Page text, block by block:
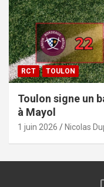
RCT TOULON
Toulon signe un
à Mayol
1 juin 2026 Nicolas